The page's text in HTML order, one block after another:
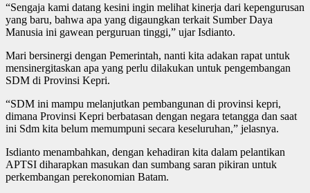
“Sengaja kami datang kesini ingin melihat kinerja dari kepengurusan
yang baru, bahwa apa yang digaungkan terkait Sumber Daya
Manusia ini gawean perguruan tinggi,” ujar Isdianto.
Mari bersinergi dengan Pemerintah, nanti kita adakan rapat untuk
mensinergitaskan apa yang perlu dilakukan untuk pengembangan
SDM di Provinsi Kepri.
“SDM ini mampu melanjutkan pembangunan di provinsi kepri,
dimana Provinsi Kepri berbatasan dengan negara tetangga dan saat
ini Sdm kita belum memumpuni secara keseluruhan,” jelasnya.
Isdianto menambahkan, dengan kehadiran kita dalam pelantikan
APTSI diharapkan masukan dan sumbang saran pikiran untuk
perkembangan perekonomian Batam.